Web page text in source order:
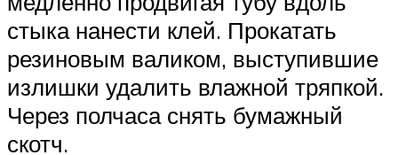
стыка нанести клей. Прокатать
резиновым валиком, выступившие
излишки удалить влажной тряпкой.
Через полчаса снять бумажный
скотч.